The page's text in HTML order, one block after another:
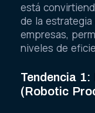
está
de la
empresas,
niveles de
Tendencia
(Robotic